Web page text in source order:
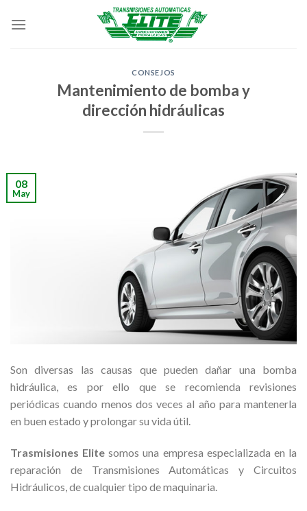
CONSEJOS
Mantenimiento de bomba y
dirección hidráulicas
08
May
Son diversas las causas que pueden dañar una bomba
hidráulica, es por ello que se recomienda revisiones
periódicas cuando menos dos veces al año para mantenerla
en buen estado y prolongar su vida útil.
Trasmisiones Elite somos una empresa especializada en la
reparación de Transmisiones Automáticas y Circuitos
Hidráulicos, de cualquier tipo de maquinaria.